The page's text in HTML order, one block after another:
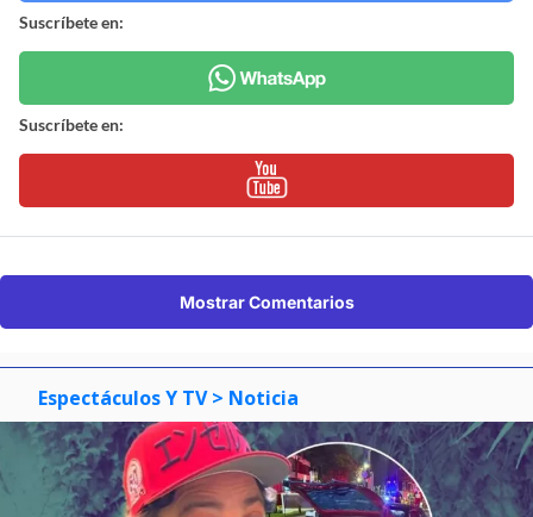
Suscríbete en:
Suscríbete en:
Mostrar Comentarios
Espectáculos Y TV > Noticia